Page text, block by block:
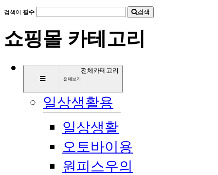
검색어 필수 검색
쇼핑몰 카테고리
전체보기
전체카테고리
일상생활용
일상생활
오토바이용
원피스우의